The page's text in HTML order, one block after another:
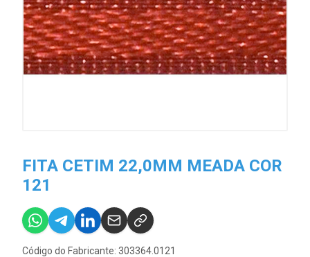
FITA CETIM 22,0MM MEADA COR
121
Código do Fabricante: 303364.0121